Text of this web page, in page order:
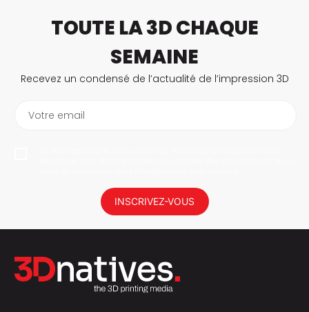
TOUTE LA 3D CHAQUE
SEMAINE
Recevez un condensé de l’actualité de l’impression 3D
Votre email
INSCRIVEZ-VOUS